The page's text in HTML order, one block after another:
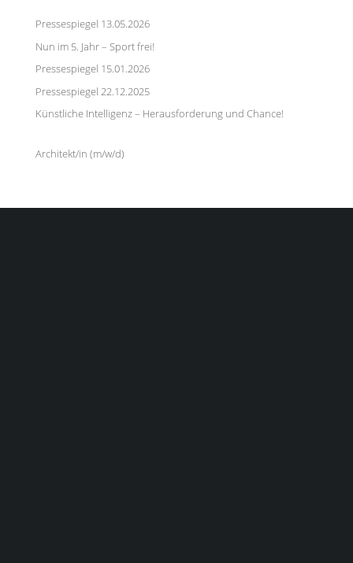
Pressespiegel 13.05.2026
Nun im 5. Jahr – Sport frei!
Pressespiegel 15.01.2026
Pressespiegel 22.12.2025
Künstliche Intelligenz – Herausforderung und Chance!
Architekt/in (m/w/d)